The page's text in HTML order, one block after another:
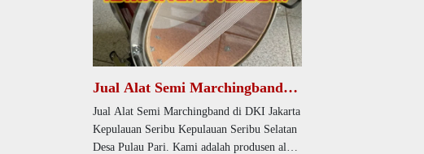
Jual Alat Semi Marchingband di
DKI Jakarta Kepulauan Seribu
Kepulauan Seribu Selatan Desa
Pulau Pari
Jual Alat Semi Marchingband di DKI Jakarta
Kepulauan Seribu Kepulauan Seribu Selatan
Desa Pulau Pari. Kami adalah produsen alat